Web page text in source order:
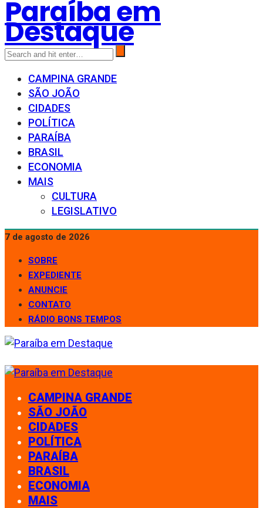
Paraíba em
Destaque
CAMPINA GRANDE
SÃO JOÃO
CIDADES
POLÍTICA
PARAÍBA
BRASIL
ECONOMIA
MAIS
CULTURA
LEGISLATIVO
7 de agosto de 2026
SOBRE
EXPEDIENTE
ANUNCIE
CONTATO
RÁDIO BONS TEMPOS
CAMPINA GRANDE
SÃO JOÃO
CIDADES
POLÍTICA
PARAÍBA
BRASIL
ECONOMIA
MAIS